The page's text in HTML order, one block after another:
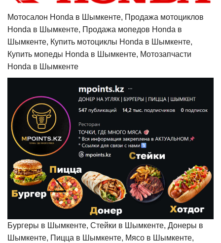
Мотосалон Honda в Шымкенте, Продажа мотоциклов
Honda в Шымкенте, Продажа мопедов Honda в
Шымкенте, Купить мотоциклы Honda в Шымкенте,
Купить мопеды Honda в Шымкенте, Мотозапчасти
Honda в Шымкенте
Бургеры в Шымкенте, Стейки в Шымкенте, Донеры в
Шымкенте, Пицца в Шымкенте, Мясо в Шымкенте,